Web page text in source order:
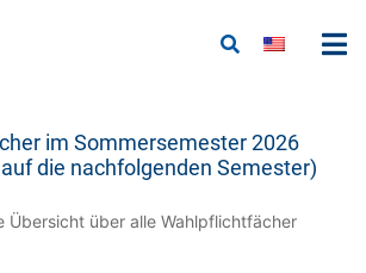
im Sommersemester 2026
die nachfolgenden Semester)
Übersicht über alle Wahlpflichtfächer